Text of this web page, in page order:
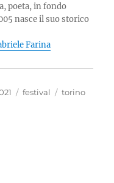
poeta, in fondo
nasce il suo storico
Farina
Categorie
festival Tag
torino